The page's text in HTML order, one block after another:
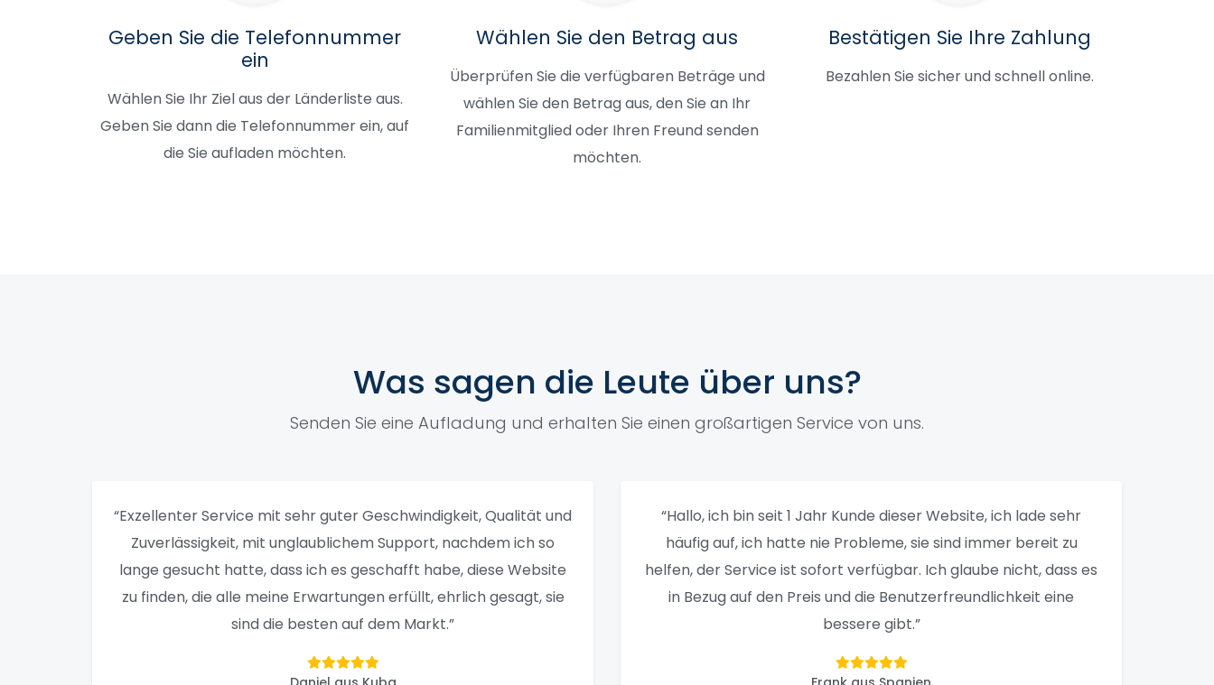
Geben Sie die Telefonnummer
ein
Wählen Sie Ihr Ziel aus der Länderliste aus.
Geben Sie dann die Telefonnummer ein, auf
die Sie aufladen möchten.
Wählen Sie den Betrag aus
Überprüfen Sie die verfügbaren Beträge und
wählen Sie den Betrag aus, den Sie an Ihr
Familienmitglied oder Ihren Freund senden
möchten.
Bestätigen Sie Ihre Zahlung
Bezahlen Sie sicher und schnell online.
Was sagen die Leute über uns?
Senden Sie eine Aufladung und erhalten Sie einen großartigen Service von uns.
“Exzellenter Service mit sehr guter Geschwindigkeit, Qualität und
Zuverlässigkeit, mit unglaublichem Support, nachdem ich so
lange gesucht hatte, dass ich es geschafft habe, diese Website
zu finden, die alle meine Erwartungen erfüllt, ehrlich gesagt, sie
sind die besten auf dem Markt.”
“Hallo, ich bin seit 1 Jahr Kunde dieser Website, ich lade sehr
häufig auf, ich hatte nie Probleme, sie sind immer bereit zu
helfen, der Service ist sofort verfügbar. Ich glaube nicht, dass es
in Bezug auf den Preis und die Benutzerfreundlichkeit eine
bessere gibt.”